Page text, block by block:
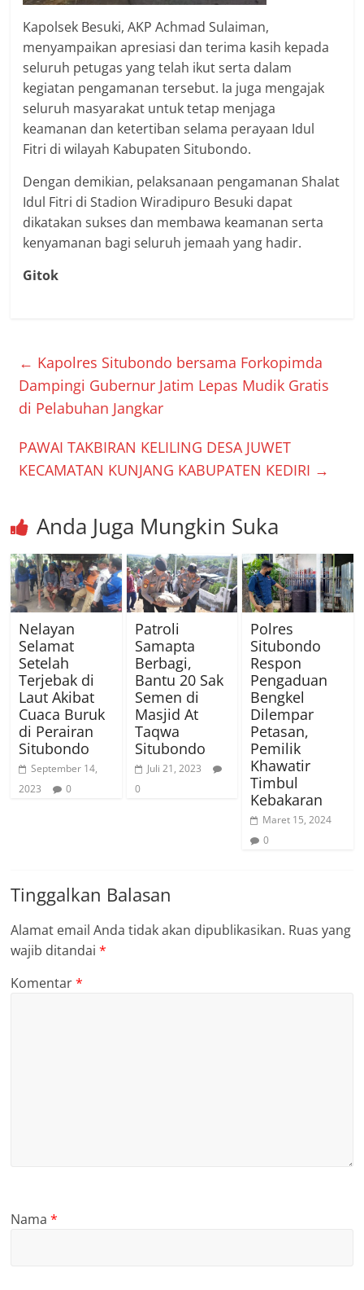
Kapolsek Besuki, AKP Achmad Sulaiman,
menyampaikan apresiasi dan terima kasih kepada
seluruh petugas yang telah ikut serta dalam
kegiatan pengamanan tersebut. Ia juga mengajak
seluruh masyarakat untuk tetap menjaga
keamanan dan ketertiban selama perayaan Idul
Fitri di wilayah Kabupaten Situbondo.
Dengan demikian, pelaksanaan pengamanan Shalat
Idul Fitri di Stadion Wiradipuro Besuki dapat
dikatakan sukses dan membawa keamanan serta
kenyamanan bagi seluruh jemaah yang hadir.
Gitok
← Kapolres Situbondo bersama Forkopimda
Dampingi Gubernur Jatim Lepas Mudik Gratis
di Pelabuhan Jangkar
PAWAI TAKBIRAN KELILING DESA JUWET
KECAMATAN KUNJANG KABUPATEN KEDIRI →
Anda Juga Mungkin Suka
Nelayan
Selamat
Setelah
Terjebak di
Laut Akibat
Cuaca Buruk
di Perairan
Situbondo
September 14,
2023
0
Patroli
Samapta
Berbagi,
Bantu 20 Sak
Semen di
Masjid At
Taqwa
Situbondo
Juli 21, 2023
0
Polres
Situbondo
Respon
Pengaduan
Bengkel
Dilempar
Petasan,
Pemilik
Khawatir
Timbul
Kebakaran
Maret 15, 2024
0
Tinggalkan Balasan
Alamat email Anda tidak akan dipublikasikan. Ruas yang
wajib ditandai*
Komentar*
Nama*